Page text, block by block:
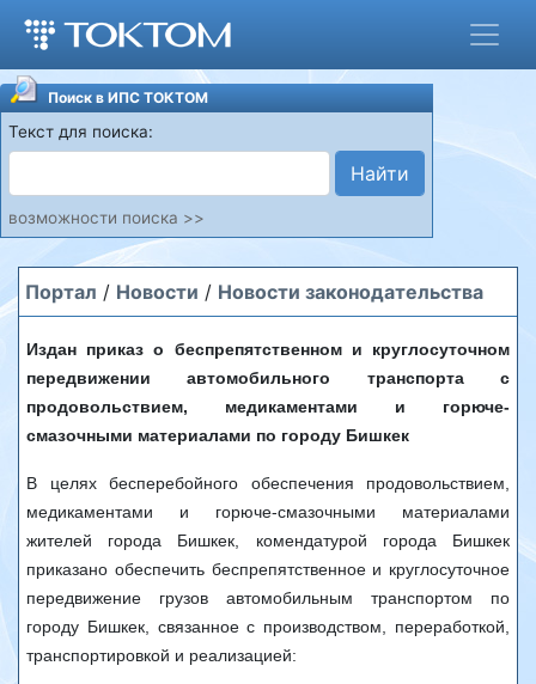
Поиск в ИПС ТОКТОМ
Текст для поиска:
Найти
возможности поиска >>
Портал / Новости / Новости законодательства
Издан приказ о беспрепятственном и круглосуточном
передвижении автомобильного транспорта с
продовольствием, медикаментами и горюче-
смазочными материалами по городу Бишкек
В целях бесперебойного обеспечения продовольствием,
медикаментами и горюче-смазочными материалами
жителей города Бишкек, комендатурой города Бишкек
приказано обеспечить беспрепятственное и круглосуточное
передвижение грузов автомобильным транспортом по
городу Бишкек, связанное с производством, переработкой,
транспортировкой и реализацией: